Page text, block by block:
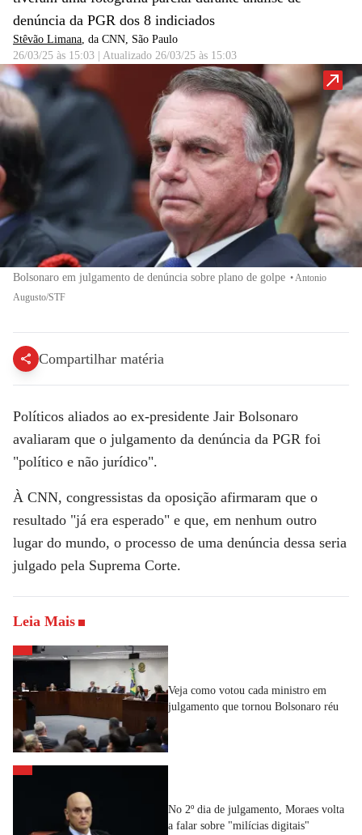
denúncia da PGR dos 8 indiciados
Stêvão Limana, da CNN, São Paulo
26/03/25 às 15:03
Atualizado 26/03/25 às 15:03
Bolsonaro em julgamento de denúncia sobre plano de golpe •Antonio
Augusto/STF
Compartilhar matéria
Políticos aliados ao ex-presidente Jair Bolsonaro
avaliaram que o julgamento da denúncia da PGR foi
"político e não jurídico".
À CNN, congressistas da oposição afirmaram que o
resultado "já era esperado" e que, em nenhum outro
lugar do mundo, o processo de uma denúncia dessa seria
julgado pela Suprema Corte.
Leia Mais
Veja como votou cada ministro em
julgamento que tornou Bolsonaro réu
No 2º dia de julgamento, Moraes volta
a falar sobre "milícias digitais"